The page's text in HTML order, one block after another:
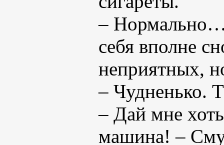
–
себя вполне
неприятных,
– Чудненько.
– Дай мне
машина! –